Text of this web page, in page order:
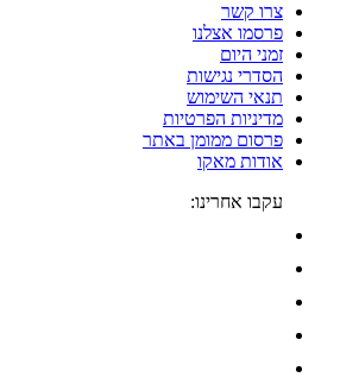
צרו קשר
פרסמו אצלנו
זמני היום
הסדרי נגישות
תנאי השימוש
מדיניות הפרטיות
פרסום ממומן באתר
אודות מאקו
עקבו אחרינו: